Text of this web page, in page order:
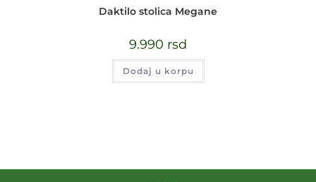
Daktilo stolica Megane
9.990 rsd
Dodaj u korpu